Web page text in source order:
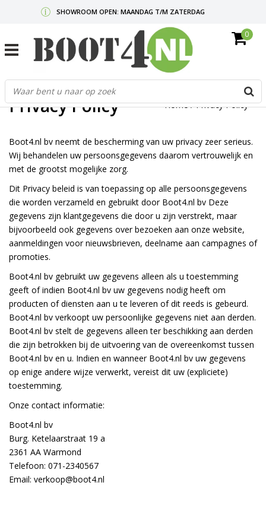
SHOWROOM OPEN: MAANDAG T/M ZATERDAG
GRATIS VERZENDING V.A. €50,-
MAIL ONSOF BEL: 0712340567
0
Privacy Policy Home/Privacy Policy
Boot4.nl bv neemt de bescherming van uw privacy zeer serieus.
Wij behandelen uw persoonsgegevens daarom vertrouwelijk en
met de grootst mogelijke zorg.
Dit Privacy beleid is van toepassing op alle persoonsgegevens
die worden verzameld en gebruikt door Boot4.nl bv Deze
gegevens zijn klantgegevens die door u zijn verstrekt, maar
bijvoorbeeld ook gegevens over bezoeken aan onze website,
aanmeldingen voor nieuwsbrieven, deelname aan campagnes of
promoties.
Boot4.nl bv gebruikt uw gegevens alleen als u toestemming
geeft of indien Boot4.nl bv uw gegevens nodig heeft om
producten of diensten aan u te leveren of dit reeds is gebeurd.
Boot4.nl bv verkoopt uw persoonlijke gegevens niet aan derden.
Boot4.nl bv stelt de gegevens alleen ter beschikking aan derden
die zijn betrokken bij de uitvoering van de overeenkomst tussen
Boot4.nl bv en u. Indien en wanneer Boot4.nl bv uw gegevens
op enige andere wijze verwerkt, vereist dit uw (expliciete)
toestemming.
Onze contact informatie:
Boot4.nl bv
Burg. Ketelaarstraat 19 a
2361 AA Warmond
Telefoon: 071-2340567
Email: verkoop@boot4.nl